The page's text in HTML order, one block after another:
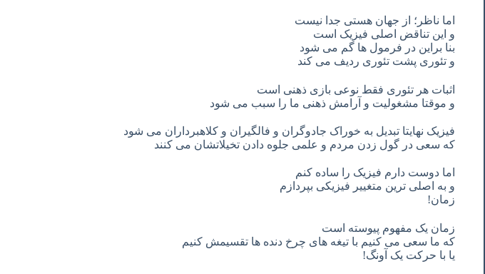
اما ناظر؛ از جهان هستی جدا نیست
و این تناقض اصلی فیزیک است
بنا براین در فرمول ها گم می شود
و تئوری پشت تئوری ردیف می کند
اثبات هر تئوری فقط نوعی بازی ذهنی است
و موقتا مشغولیت و آرامش ذهنی ما را سبب می شود
فیزیک نهایتا تبدیل به خوراک جادوگران و فالگیران و کلاهبرداران می شود
که سعی در گول زدن مردم و علمی جلوه دادن تخیلاتشان می کنند
اما دوست دارم فیزیک را ساده کنم
و به اصلی ترین متغییر فیزیکی بپردازم
زمان!
زمان یک مفهوم پیوسته است
که ما سعی می کنیم با تیغه های چرخ دنده ها تقسیمش کنیم
یا با حرکت یک آونگ!